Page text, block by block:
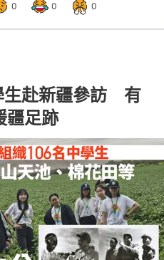
0 0 0
生赴新疆參訪 有
疆足跡